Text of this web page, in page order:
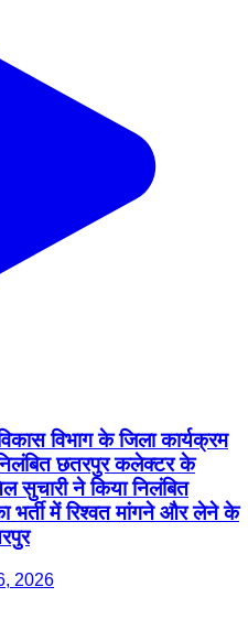
विभाग के जिला कार्यक्रम
निलंबित छतरपुर कलेक्टर के
सुचारी ने किया निलंबित
भर्ती में रिश्वत मांगने और लेने के
2026